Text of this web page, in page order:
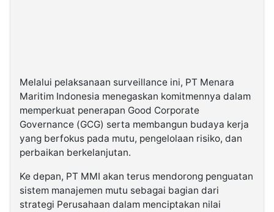
Melalui pelaksanaan surveillance ini, PT Menara
Maritim Indonesia menegaskan komitmennya dalam
memperkuat penerapan Good Corporate
Governance (GCG) serta membangun budaya kerja
yang berfokus pada mutu, pengelolaan risiko, dan
perbaikan berkelanjutan.
Ke depan, PT MMI akan terus mendorong penguatan
sistem manajemen mutu sebagai bagian dari
strategi Perusahaan dalam menciptakan nilai